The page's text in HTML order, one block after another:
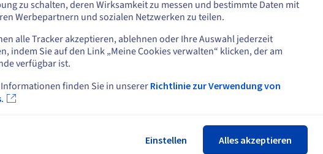
von Node-RED wählen?
Vollständige Docker-
sodass die Installation von Node-RED über
Container vereinfacht wird. Mit einem
Docker
Inklusive
Alle
ein
Dies hält
andere Website wählen
zu schalten, deren Wirksamkeit zu messen und bestimmte Daten mit
Werbepartnern und sozialen Netzwerken zu teilen.
alle Tracker akzeptieren, ablehnen oder Ihre Auswahl jederzeit
indem Sie auf den Link „Meine Cookies verwalten“ klicken, der am
verfügbar ist.
finden Sie in unsererRichtlinie zur Verwendung von
Einstellen Alles akzeptieren